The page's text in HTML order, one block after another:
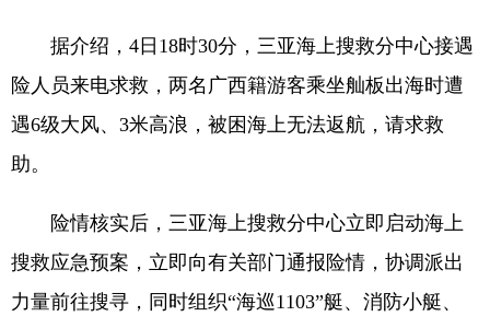
据介绍，4日18时30分，三亚海上搜救分中心接遇
险人员来电求救，两名广西籍游客乘坐舢板出海时遭
遇6级大风、3米高浪，被困海上无法返航，请求救
助。
险情核实后，三亚海上搜救分中心立即启动海上
搜救应急预案，立即向有关部门通报险情，协调派出
力量前往搜寻，同时组织“海巡1103”艇、消防小艇、